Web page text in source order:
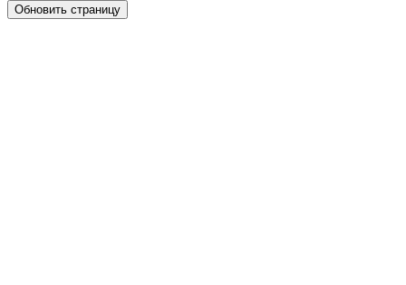
Обновить страницу